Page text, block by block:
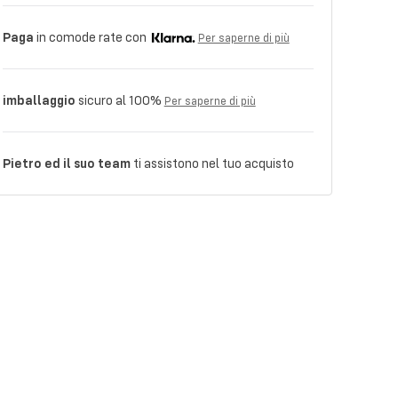
Paga in comode rate con Per saperne di più
imballaggio sicuro al 100% Per saperne di più
Pietro ed il suo teamti assistono nel tuo acquisto